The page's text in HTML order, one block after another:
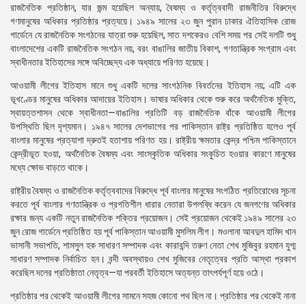
গ্যালারি
বিএনপি-
জামায়াত
সংগঠন
নির্বাচনী
ইশতেহার
রাজনৈতিক প্রতিষ্ঠান, যার জন্ম হয়েছিল অন্যায়, বৈষম্য ও কর্তৃত্ববাদী রাজনীতির বিরুদ্ধে
গণমানুষের অধিকার প্রতিষ্ঠার প্রত্যয়ে। ১৯৪৯ সালের ২৩ জুন পুরান ঢাকার ঐতিহাসিক রোজ
গার্ডেনে যে রাজনৈতিক সংগঠনের যাত্রা শুরু হয়েছিল, সাত দশকেরও বেশি সময় পর সেই দলটি শুধু
বাংলাদেশের একটি রাজনৈতিক সংগঠন নয়, বরং বাঙালির জাতীয় বিকাশ, গণতান্ত্রিক সংগ্রাম এবং
স্বাধীনতার ইতিহাসের সঙ্গে অবিচ্ছেদ্য এক অধ্যায়ে পরিণত হয়েছে।
আওয়ামী লীগের ইতিহাস মানে শুধু একটি দলের সাংগঠনিক বিবর্তনের ইতিহাস নয়; এটি এক
ভূখণ্ডের মানুষের অধিকার আদায়ের ইতিহাস। ভাষার অধিকার থেকে শুরু করে অর্থনৈতিক মুক্তি,
স্বায়ত্তশাসন থেকে স্বাধীনতা—বাঙালির প্রতিটি বড় রাজনৈতিক বাঁকে আওয়ামী লীগের
উপস্থিতি ছিল দৃশ্যমান। ১৯৪৭ সালের দেশভাগের পর পাকিস্তান রাষ্ট্র প্রতিষ্ঠিত হলেও পূর্ব
বাংলার মানুষের প্রত্যাশা দ্রুতই হতাশায় পরিণত হয়। রাষ্ট্রীয় ক্ষমতার কেন্দ্র পশ্চিম পাকিস্তানে
কেন্দ্রীভূত হওয়া, অর্থনৈতিক বৈষম্য এবং সাংস্কৃতিক অধিকার সংকুচিত হওয়ার কারণে মানুষের
মধ্যে ক্ষোভ বাড়তে থাকে।
রাষ্ট্রীয় বৈষম্য ও রাজনৈতিক কর্তৃত্ববাদের বিরুদ্ধে পূর্ব বাংলার মানুষের সংগঠিত প্রতিরোধের সূচনা
করতে পূর্ব বাংলার গণতান্ত্রিক ও প্রগতিশীল ধারার নেতারা উপলব্ধি করেন যে জনগণের অধিকার
রক্ষার জন্য একটি নতুন রাজনৈতিক শক্তির প্রয়োজন। সেই প্রয়োজন থেকেই ১৯৪৯ সালের ২৩
জুন রোজ গার্ডেনে প্রতিষ্ঠিত হয় পূর্ব পাকিস্তান আওয়ামী মুসলিম লীগ। মওলানা আবদুল হামিদ খান
ভাসানী সভাপতি, শামসুল হক সাধারণ সম্পাদক এবং কারাবন্দি তরুণ নেতা শেখ মুজিবুর রহমান যুগ্ম
সাধারণ সম্পাদক নির্বাচিত হন। বন্দী অবস্থায়ও শেখ মুজিবের নেতৃত্বের প্রতি আস্থা প্রকাশ
করেছিল দলের প্রতিষ্ঠাতা নেতৃত্ব—যা পরবর্তী ইতিহাসে অত্যন্ত তাৎপর্যপূর্ণ হয়ে ওঠে।
প্রতিষ্ঠার পর থেকেই আওয়ামী লীগের সামনে সহজ কোনো পথ ছিল না। প্রতিষ্ঠার পর থেকেই নানা